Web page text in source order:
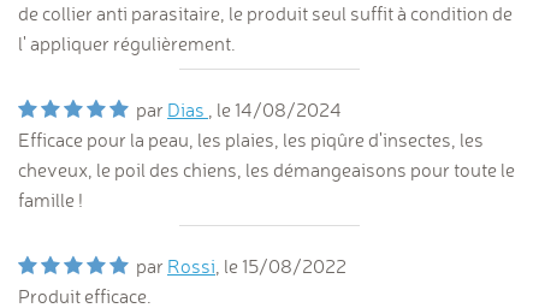
de collier anti parasitaire, le produit seul suffit à condition de
l' appliquer régulièrement.
par Dias , le 14/08/2024
Efficace pour la peau, les plaies, les piqûre d'insectes, les
cheveux, le poil des chiens, les démangeaisons pour toute le
famille !
par Rossi, le 15/08/2022
Produit efficace.